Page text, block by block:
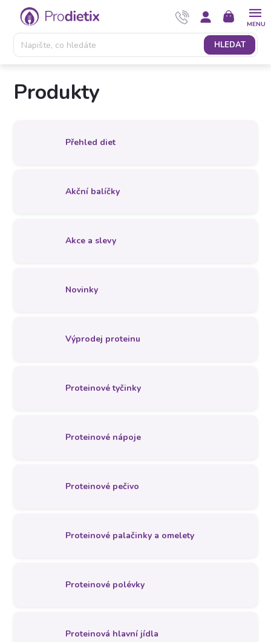
Přejít
obsah
HLEDAT
NÁKUPNÍ
KOŠÍK
Produkty
Přehled diet
Akční balíčky
Akce a slevy
Novinky
Výprodej proteinu
Proteinové tyčinky
Proteinové nápoje
Proteinové pečivo
Proteinové palačinky a omelety
Proteinové polévky
Proteinová hlavní jídla